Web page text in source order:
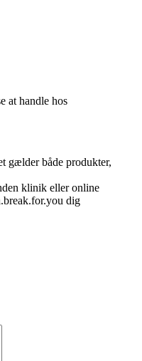
at handle hos
gælder både produkter,
klinik eller online
dig